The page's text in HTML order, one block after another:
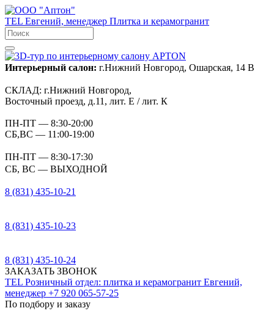
TEL Евгений, менеджер Плитка и керамогранит
Интерьерный салон: г.Нижний Новгород, Ошарская, 14 В
СКЛАД: г.Нижний Новгород,
Восточный проезд, д.11, лит. Е / лит. К
ПН-ПТ — 8:30-20:00
СБ,ВС — 11:00-19:00
ПН-ПТ — 8:30-17:30
СБ, ВС — ВЫХОДНОЙ
8 (831) 435-10-21
8 (831) 435-10-23
8 (831) 435-10-24
ЗАКАЗАТЬ ЗВОНОК
TEL Розничный отдел: плитка и керамогранит Евгений,
менеджер +7 920 065-57-25
По подбору и заказу